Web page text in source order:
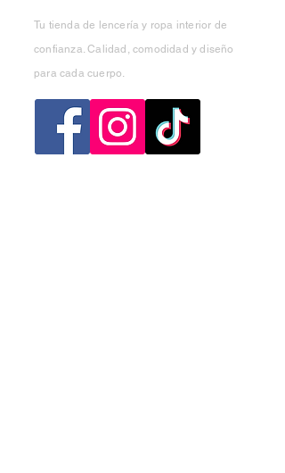
Tu tienda de lencería y ropa interior de
confianza. Calidad, comodidad y diseño
para cada cuerpo.